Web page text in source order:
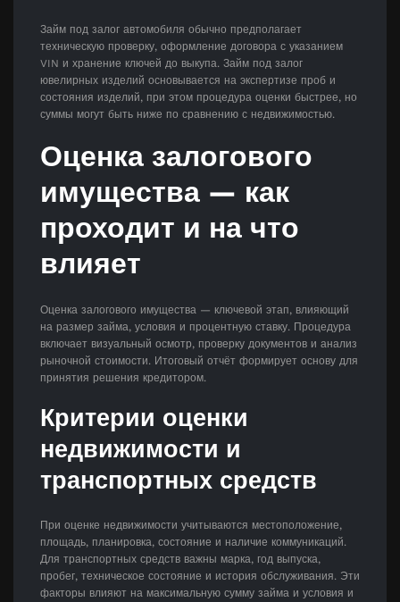
Займ под залог автомобиля обычно предполагает
техническую проверку, оформление договора с указанием
VIN и хранение ключей до выкупа. Займ под залог
ювелирных изделий основывается на экспертизе проб и
состояния изделий, при этом процедура оценки быстрее, но
суммы могут быть ниже по сравнению с недвижимостью.
Оценка залогового
имущества — как
проходит и на что
влияет
Оценка залогового имущества — ключевой этап, влияющий
на размер займа, условия и процентную ставку. Процедура
включает визуальный осмотр, проверку документов и анализ
рыночной стоимости. Итоговый отчёт формирует основу для
принятия решения кредитором.
Критерии оценки
недвижимости и
транспортных средств
При оценке недвижимости учитываются местоположение,
площадь, планировка, состояние и наличие коммуникаций.
Для транспортных средств важны марка, год выпуска,
пробег, техническое состояние и история обслуживания. Эти
факторы влияют на максимальную сумму займа и условия и